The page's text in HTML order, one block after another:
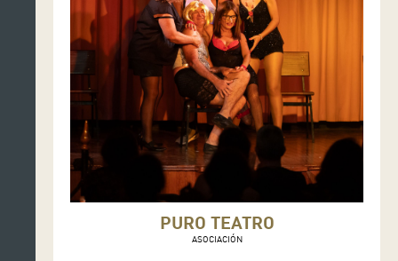
PURO TEATRO
ASOCIACIÓN